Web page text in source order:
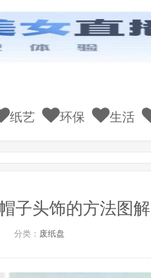
纸艺 环保 生活
子头饰的方法图解
分类： 废纸盘